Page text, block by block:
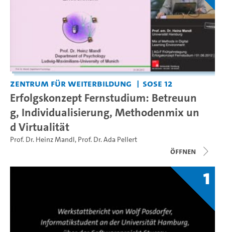
Zentrum für Weiterbildung SoSe 12
Erfolgskonzept Fernstudium: Betreuun
g, Individualisierung, Methodenmix un
d Virtualität
Prof. Dr. Heinz Mandl, Prof. Dr. Ada Pellert
Öffnen
1